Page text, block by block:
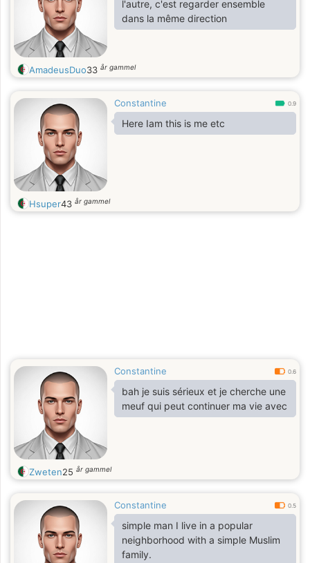
l'autre, c'est regarder ensemble
dans la même direction
AmadeusDuo33 år gammel
Constantine 0.9
Here Iam this is me etc
Hsuper43 år gammel
Constantine 0.6
bah je suis sérieux et je cherche une
meuf qui peut continuer ma vie avec
Zweten25 år gammel
Constantine 0.5
simple man I live in a popular
neighborhood with a simple Muslim
family.